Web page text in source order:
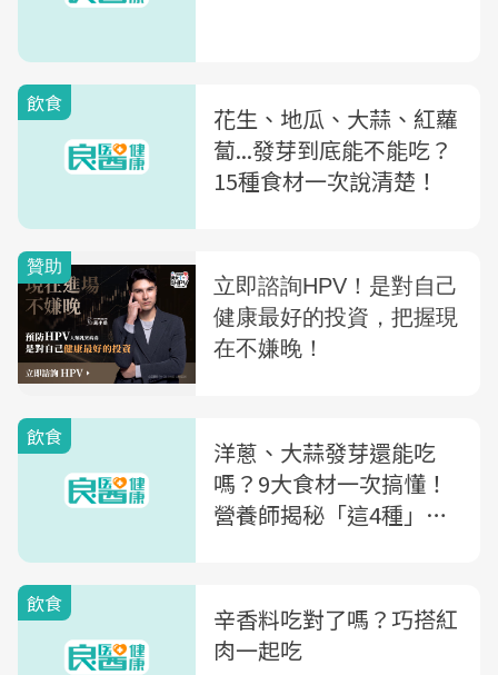
飲食
花生、地瓜、大蒜、紅蘿
蔔...發芽到底能不能吃？
15種食材一次說清楚！
飲食
洋蔥、大蒜發芽還能吃
嗎？9大食材一次搞懂！
營養師揭秘「這4種」發
飲食
辛香料吃對了嗎？巧搭紅
肉一起吃